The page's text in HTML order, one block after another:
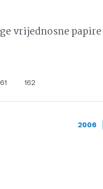
vrijednosne
162
2006